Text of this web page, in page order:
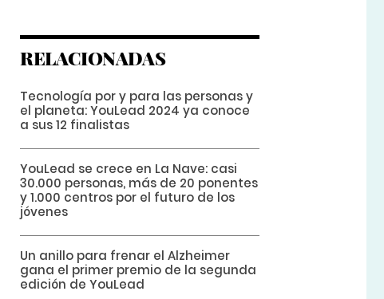
RELACIONADAS
Tecnología por y para las personas y
el planeta: YouLead 2024 ya conoce
a sus 12 finalistas
YouLead se crece en La Nave: casi
30.000 personas, más de 20 ponentes
y 1.000 centros por el futuro de los
jóvenes
Un anillo para frenar el Alzheimer
gana el primer premio de la segunda
edición de YouLead